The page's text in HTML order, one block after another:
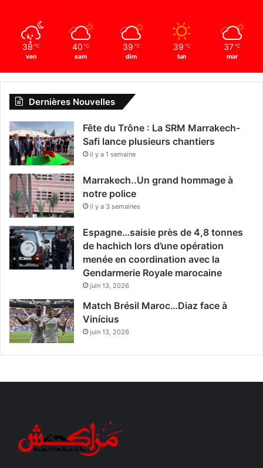
38 ℃
ven
40 ℃
sam
39 ℃
dim
39 ℃
lun
37 ℃
mar
Dernières Nouvelles
Fête du Trône : La SRM Marrakech-
Safi lance plusieurs chantiers
il y a 1 semaine
Marrakech..Un grand hommage à
notre police
il y a 3 semaines
Espagne…saisie près de 4,8 tonnes
de hachich lors d’une opération
menée en coordination avec la
Gendarmerie Royale marocaine
juin 13, 2026
Match Brésil Maroc…Diaz face à
Vinícius
juin 13, 2026